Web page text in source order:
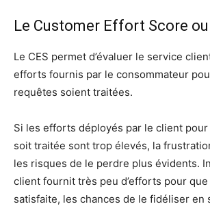
Le Customer Effort Score ou
Le CES permet d’évaluer le service
efforts fournis par le consommateur
requêtes soient traitées.
Si les efforts déployés par le client pour
soit traitée sont trop élevés, la
les risques de le perdre plus évidents.
client fournit très peu d’efforts pour
satisfaite, les chances de le fidéliser en